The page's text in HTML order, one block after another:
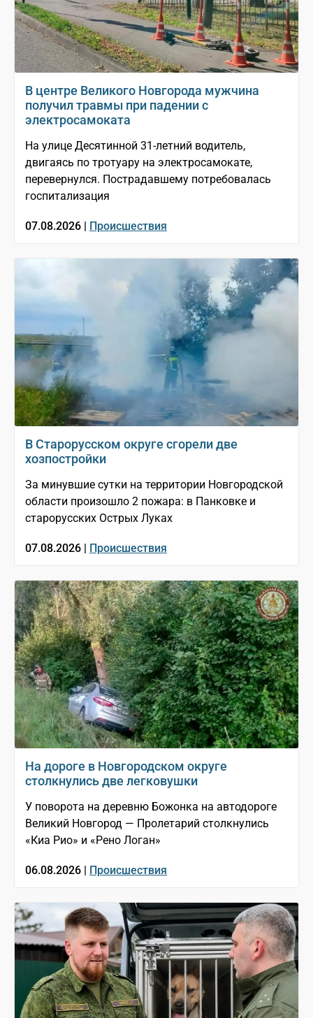
В центре Великого Новгорода мужчина
получил травмы при падении с
электросамоката
На улице Десятинной 31-летний водитель,
двигаясь по тротуару на электросамокате,
перевернулся. Пострадавшему потребовалась
госпитализация
07.08.2026 | Происшествия
В Старорусском округе сгорели две
хозпостройки
За минувшие сутки на территории Новгородской
области произошло 2 пожара: в Панковке и
старорусских Острых Луках
07.08.2026 | Происшествия
На дороге в Новгородском округе
столкнулись две легковушки
У поворота на деревню Божонка на автодороге
Великий Новгород — Пролетарий столкнулись
«Киа Рио» и «Рено Логан»
06.08.2026 | Происшествия